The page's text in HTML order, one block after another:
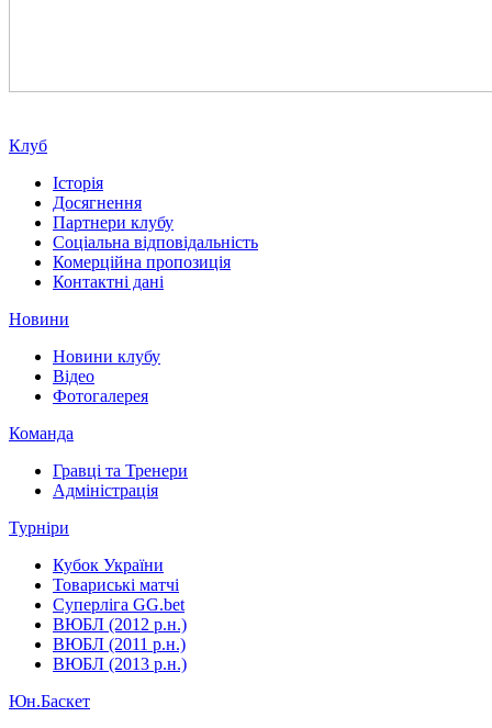
Клуб
Історія
Досягнення
Партнери клубу
Соціальна відповідальність
Комерційна пропозиція
Контактні дані
Новини
Новини клубу
Відео
Фотогалерея
Команда
Гравці та Тренери
Адміністрація
Турніри
Кубок України
Товариські матчі
Суперліга GG.bet
ВЮБЛ (2012 р.н.)
ВЮБЛ (2011 р.н.)
ВЮБЛ (2013 р.н.)
Юн.Баскет